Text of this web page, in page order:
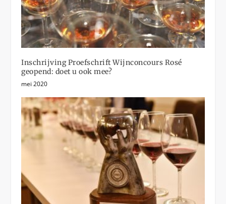
Inschrijving Proefschrift Wijnconcours Rosé
geopend: doet u ook mee?
mei 2020